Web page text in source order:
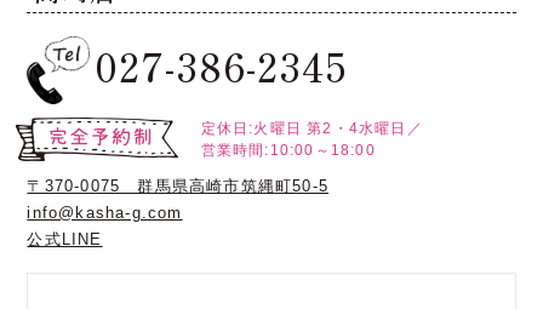
027-386-2345
定休日:火曜日 第2・4水曜日／
営業時間:10:00～18:00
〒370-0075 群馬県高崎市筑縄町50-5
info@kasha-g.com
公式LINE